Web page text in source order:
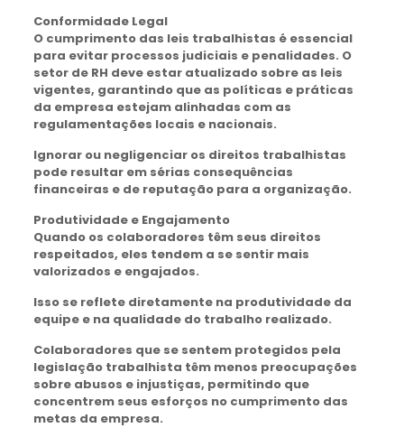
Conformidade Legal
O cumprimento das leis trabalhistas é essencial
para evitar processos judiciais e penalidades. O
setor de RH deve estar atualizado sobre as leis
vigentes, garantindo que as políticas e práticas
da empresa estejam alinhadas com as
regulamentações locais e nacionais.
Ignorar ou negligenciar os direitos trabalhistas
pode resultar em sérias consequências
financeiras e de reputação para a organização.
Produtividade e Engajamento
Quando os colaboradores têm seus direitos
respeitados, eles tendem a se sentir mais
valorizados e engajados.
Isso se reflete diretamente na produtividade da
equipe e na qualidade do trabalho realizado.
Colaboradores que se sentem protegidos pela
legislação trabalhista têm menos preocupações
sobre abusos e injustiças, permitindo que
concentrem seus esforços no cumprimento das
metas da empresa.